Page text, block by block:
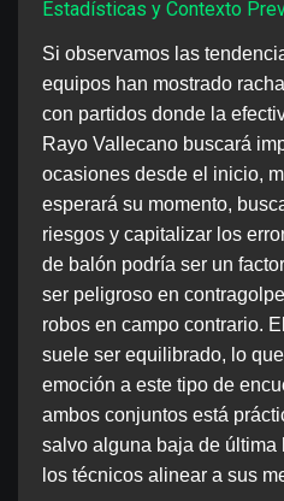
Estadísticas y Contexto
Si observamos las
equipos han mostrado
con partidos donde la
Rayo Vallecano buscará
ocasiones desde el inicio,
esperará su momento,
riesgos y capitalizar los
de balón podría ser un
ser peligroso en
robos en campo contrario.
suele ser equilibrado, lo
emoción a este tipo de
ambos conjuntos está
salvo alguna baja de última
los técnicos alinear a sus